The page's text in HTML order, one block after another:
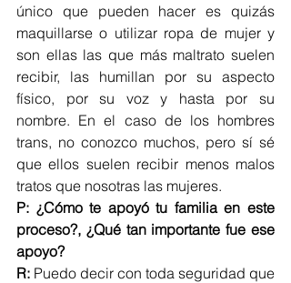
único que pueden hacer es quizás
maquillarse o utilizar ropa de mujer y
son ellas las que más maltrato suelen
recibir, las humillan por su aspecto
físico, por su voz y hasta por su
nombre. En el caso de los hombres
trans, no conozco muchos, pero sí sé
que ellos suelen recibir menos malos
tratos que nosotras las mujeres.
P: ¿Cómo te apoyó tu familia en este
proceso?, ¿Qué tan importante fue ese
apoyo?
R: Puedo decir con toda seguridad que